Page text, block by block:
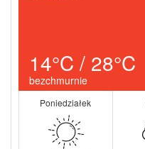
14°C / 28°C
bezchmurnie
Poniedziałek